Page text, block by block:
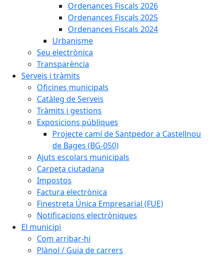
Ordenances Fiscals 2026
Ordenances Fiscals 2025
Ordenances Fiscals 2024
Urbanisme
Seu electrònica
Transparència
Serveis i tràmits
Oficines municipals
Catàleg de Serveis
Tràmits i gestions
Exposicions públiques
Projecte camí de Santpedor a Castellnou
de Bages (BG-050)
Ajuts escolars municipals
Carpeta ciutadana
Impostos
Factura electrònica
Finestreta Única Empresarial (FUE)
Notificacions electròniques
El municipi
Com arribar-hi
Plànol / Guia de carrers